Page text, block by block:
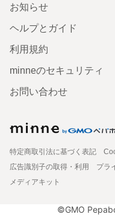
お知らせ
ヘルプとガイド
利用規約
minneのセキュリティ
お問い合わせ
特定商取引法に基づく表記
広告識別子の取得・利用
プラ
メディアキット
©GMO